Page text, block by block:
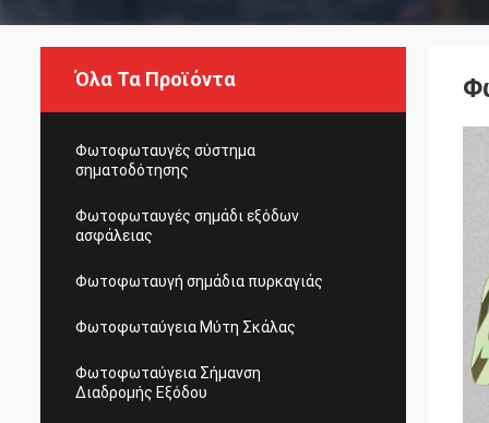
Όλα Τα Προϊόντα
Φωτοφωταυγές σύστημα
σηματοδότησης
Φωτοφωταυγές σημάδι εξόδων
ασφάλειας
Φωτοφωταυγή σημάδια πυρκαγιάς
Φωτοφωταύγεια Μύτη Σκάλας
Φωτοφωταύγεια Σήμανση
Διαδρομής Εξόδου